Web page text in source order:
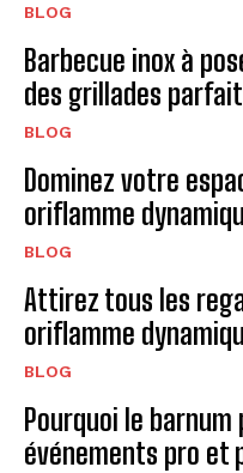
BLOG
Barbecue inox à
des grillades
BLOG
Dominez votre
oriflamme
BLOG
Attirez tous les
oriflamme
BLOG
Pourquoi le
événements pro et